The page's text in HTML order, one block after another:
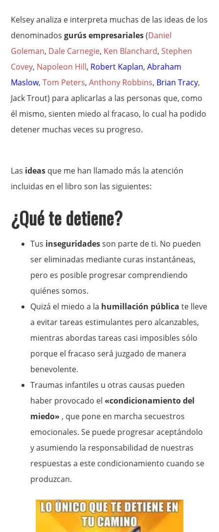
Kelsey analiza e interpreta muchas de las ideas de los
denominadosgurús empresariales(Daniel
Goleman, Dale Carnegie, Ken Blanchard,Stephen
Covey, Napoleon Hill, Robert Kaplan,Abraham
Maslow,Tom Peters,Anthony Robbins, Brian Tracy,
Jack Trout) para aplicarlas a las personas que, como
él mismo, sienten miedo al fracaso, lo cual ha podido
detener muchas veces su progreso.
Las ideas que me han llamado más la atención
incluidas en el libro son las siguientes:
¿Qué te detiene?
Tus inseguridadesson parte de ti. No pueden
ser eliminadas mediante curas instantáneas,
pero es posible progresar comprendiendo
quiénes somos.
Quizá el miedo a la humillación pública te lleve
a evitar tareas estimulantes pero alcanzables,
mientras abordas tareas casi imposibles sólo
porque el fracaso será juzgado de manera
benevolente.
Traumas infantiles u otras causas pueden
haber provocado el«condicionamiento del
miedo» , que pone en marcha secuestros
emocionales. Se puede progresar aceptándolo
y asumiendo la responsabilidad de nuestras
respuestas a este condicionamiento cuando se
produzcan.